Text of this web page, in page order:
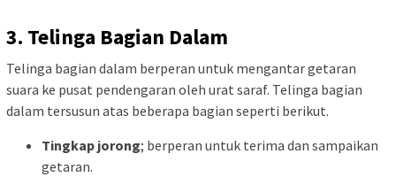
3. Telinga Bagian Dalam
Telinga bagian dalam berperan untuk mengantar getaran
suara ke pusat pendengaran oleh urat saraf. Telinga bagian
dalam tersusun atas beberapa bagian seperti berikut.
Tingkap jorong; berperan untuk terima dan sampaikan
getaran.